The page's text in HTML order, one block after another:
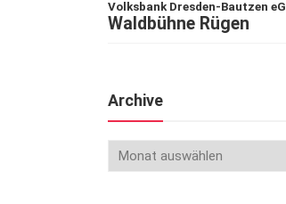
Volksbank Dresden-Bautzen eG
Waldbühne Rügen
Archive